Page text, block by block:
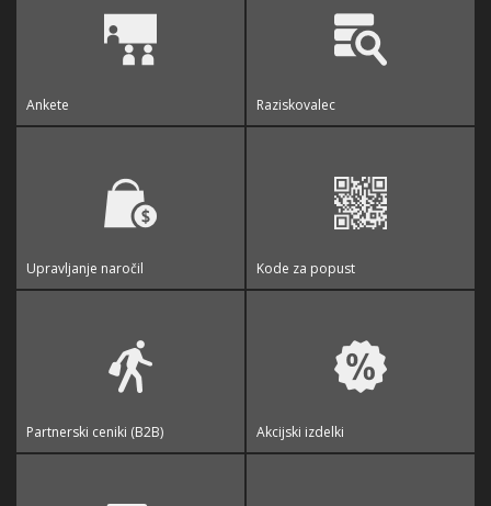
Ankete Raziskovalec
Upravljanje naročil Kode za popust
Partnerski ceniki (B2B) Akcijski izdelki